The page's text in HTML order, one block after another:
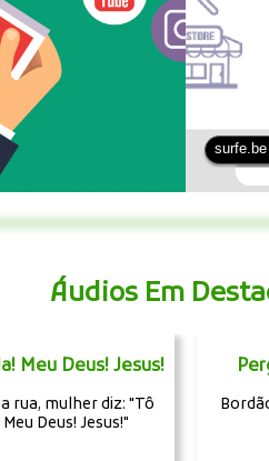
surfe.be
Áudios Em
Meu Deus! Jesus!
rua, mulher diz: "Tô
Deus! Jesus!"